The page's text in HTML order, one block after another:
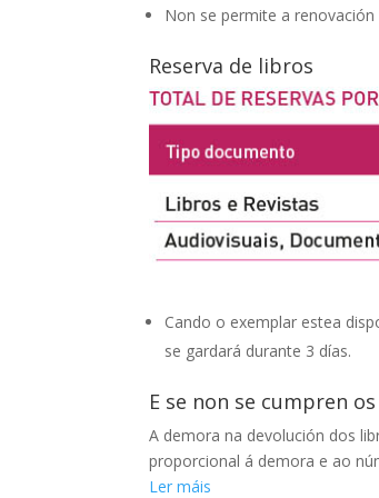
Non se permite a
Reserva de libros
Cando o exemplar estea
se gardará durante 3 días.
E se non se cumpren
A demora na devolución dos
proporcional á demora e ao
Ler máis